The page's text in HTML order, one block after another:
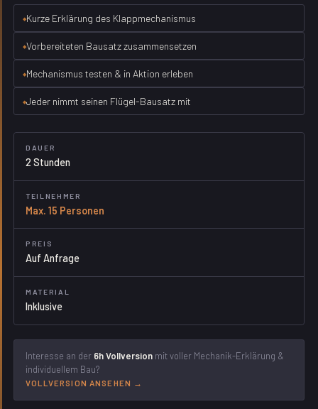
Kurze Erklärung des Klappmechanismus
Vorbereiteten Bausatz zusammensetzen
Mechanismus testen & in Aktion erleben
Jeder nimmt seinen Flügel-Bausatz mit
DAUER
2 Stunden
TEILNEHMER
Max. 15 Personen
PREIS
Auf Anfrage
MATERIAL
Inklusive
Interesse an der 6h Vollversion mit voller Mechanik-Erklärung &
individuellem Bau?
VOLLVERSION ANSEHEN →